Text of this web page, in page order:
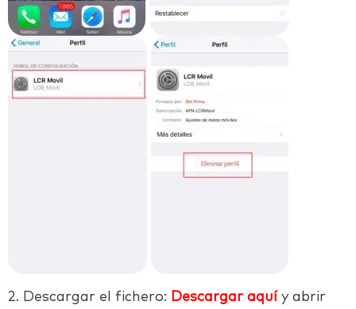
2. Descargar el fichero: Descargar aquí y abrir